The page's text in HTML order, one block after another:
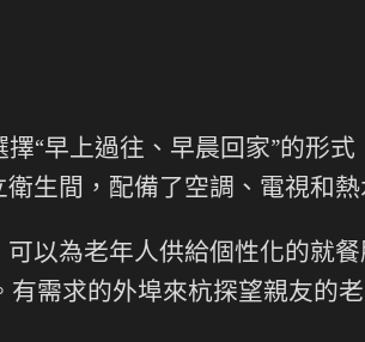
“早上過往、早晨回家”的形
生間，配備了空調、電視和熱
以為老年人供給個性化的就
需求的外埠來杭探望親友的